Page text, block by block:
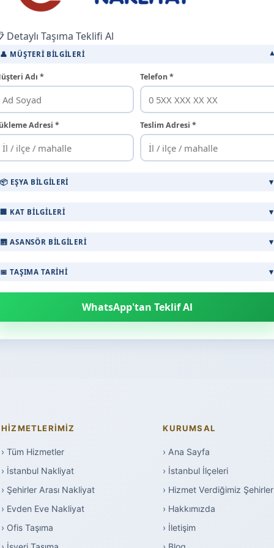
Detaylı Taşıma Teklifi Al
👤 MÜŞTERI BILGILERI
Adı * Telefon *
Adresi * Teslim Adresi *
📦 EŞYA BILGILERI
🏢 KAT BILGILERI
🛗 ASANSÖR BILGILERI
📅 TAŞIMA TARIHI
WhatsApp'tan Teklif Al
HIZMETLERIMIZ
› Tüm Hizmetler
› İstanbul Nakliyat
› Şehirler Arası Nakliyat
› Evden Eve Nakliyat
› Ofis Taşıma
KURUMSAL
› Ana Sayfa
› İstanbul İlçeleri
› Hizmet Verdiğimiz Şehirler
› Hakkımızda
› İletişim